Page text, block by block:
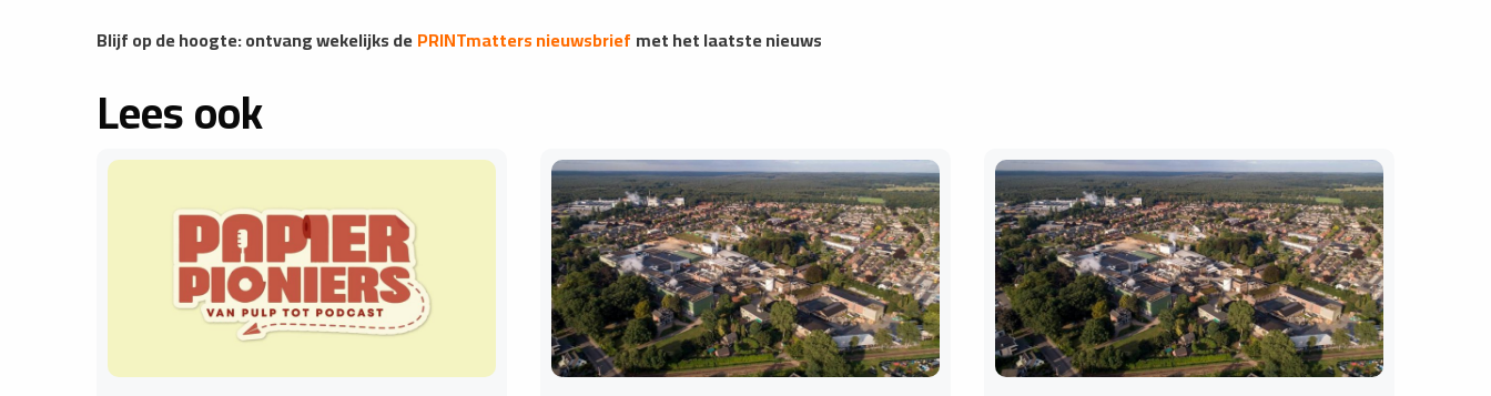
Blijf op de hoogte: ontvang wekelijks dePRINTmatters nieuwsbrief met het laatste nieuws
Lees ook